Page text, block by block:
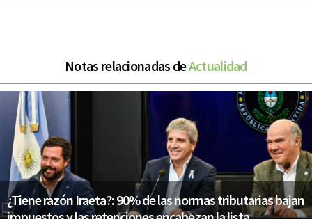
Notas relacionadas deActualidad
¿Tiene razón Iraeta?: 90% de las normas tributarias bajan